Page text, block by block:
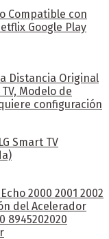
Compatible con
Google Play
Distancia Original
Modelo de
configuración
Smart TV
2000 2001 2002
del Acelerador
8945202020